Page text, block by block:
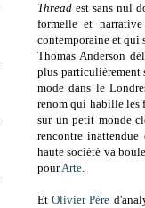
Threadest sans nul
formelle et narrative
contemporaine et qui
Thomas Anderson
plus particulièrement
mode dans le
renom qui habille les
sur un petit monde
rencontre
haute société va
pourArte.
EtOlivier Père